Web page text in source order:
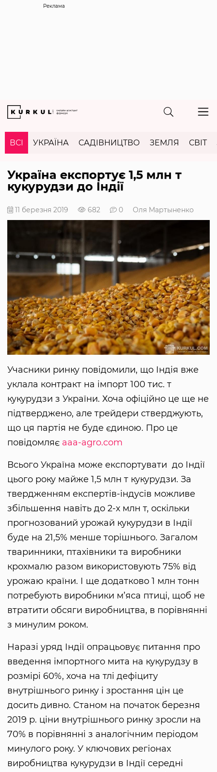
Реклама
ВСІ УКРАЇНА САДІВНИЦТВО ЗЕМЛЯ СВІТ
Україна експортує 1,5 млн т
кукурудзи до Індії
11 березня 2019 682 0 Оля Мартыненко
Учасники ринку повідомили, що Індія вже
уклала контракт на імпорт 100 тис. т
кукурудзи з України. Хоча офіційно це ще не
підтверджено, але трейдери стверджують,
що ця партія не буде єдиною. Про це
повідомляє aaa-agro.com
Всього Україна може експортувати до Індії
цього року майже 1,5 млн т кукурудзи. За
твердженням експертів-індусів можливе
збільшення навіть до 2-х млн т, оскільки
прогнозований урожай кукурудзи в Індії
буде на 21,5% менше торішнього. Загалом
тваринники, птахівники та виробники
крохмалю разом використовують 75% від
урожаю країни. І ще додатково 1 млн тонн
потребують виробники м’яса птиці, щоб не
втратити обсяги виробництва, в порівнянні
з минулим роком.
Наразі уряд Індії опрацьовує питання про
введення імпортного мита на кукурудзу в
розмірі 60%, хоча на тлі дефіциту
внутрішнього ринку і зростання цін це
досить дивно. Станом на початок березня
2019 р. ціни внутрішнього ринку зросли на
70% в порівнянні з аналогічним періодом
минулого року. У ключових регіонах
виробництва кукурудзи в Індії середні